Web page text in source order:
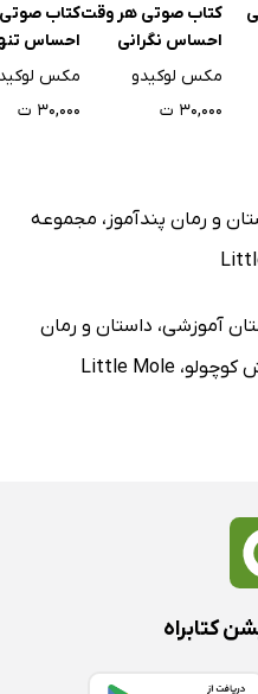
کتاب صوتی هر وقت
احساس نگرانی
کردی، یادت باشد...
مکس لوکیدو
۳۰,۰۰۰ ت
کتاب
احساس
کردی،
مکس
۳۰,۰۰۰ ت
و رمان پندآموز ، مجموعه
آموزشی، داستان و رمان
کوچولو، Little Mole
کتابراه